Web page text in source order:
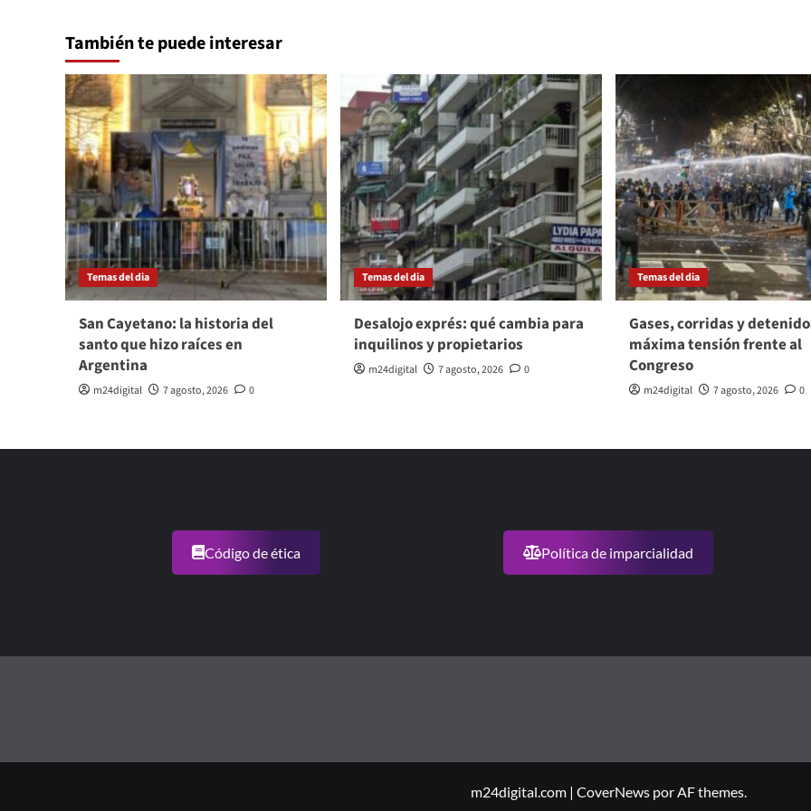
También te puede interesar
Temas del dia
San Cayetano: la historia del
santo que hizo raíces en
Argentina
m24digital 7 agosto, 2026 0
Temas del dia
Desalojo exprés: qué cambia para
inquilinos y propietarios
m24digital 7 agosto, 2026 0
Temas del dia
Gases, corridas y
máxima tensión frente al
Congreso
m24digital 7 agosto, 2026 0
Código de ética Política de imparcialidad
m24digital.com | CoverNewspor AF themes.